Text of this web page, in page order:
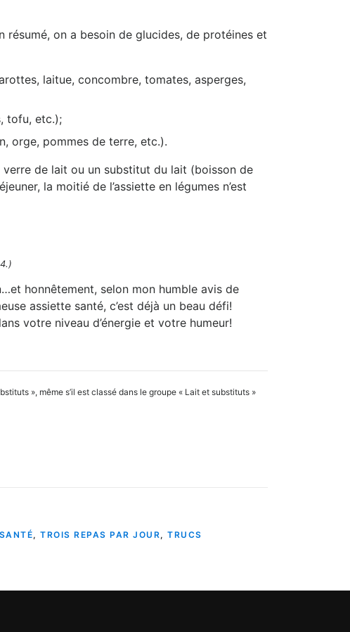
résumé, on a besoin de glucides, de protéines et
laitue, concombre, tomates, asperges,
tofu, etc.);
orge, pommes de terre, etc.).
verre de lait ou un substitut du lait (boisson de
la moitié de l’assiette en légumes n’est
honnêtement, selon mon humble avis de
assiette santé, c’est déjà un beau défi!
votre niveau d’énergie et votre humeur!
», même s’il est classé dans le groupe « Lait et substituts »
SANTÉ, TROIS REPAS PAR JOUR, TRUCS